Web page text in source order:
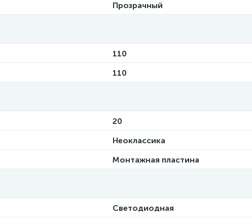
Прозрачный
110
110
20
Неоклассика
Монтажная пластина
Светодиодная